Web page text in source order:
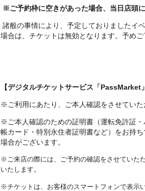
※ご予約枠に空きがあった場合、当日店頭
諸般の事情により、予定しておりましたイ
場合は、チケットは無効となります。予めご
【デジタルチケットサービス「PassMarket
※ご利用にあたり、ご本人確認をさせていた
※ご本人確認のための証明書（運転免許証
帳カード・特別永住者証明書など）をお持
場合がございます。
※ご来店の際には、ご予約の確認をさせていた
いたします。
※チケットは、お客様のスマートフォンで表示